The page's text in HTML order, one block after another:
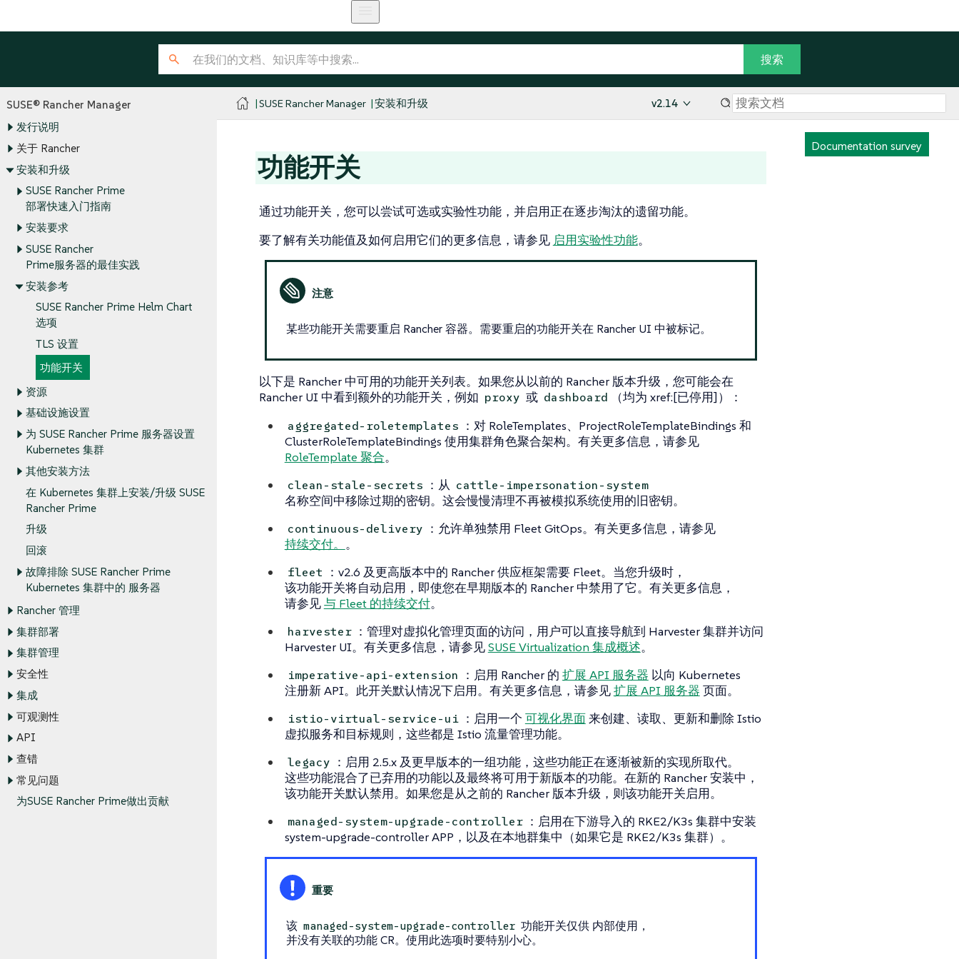
SUSE® Rancher Manager
发行说明
关于 Rancher
安装和升级
SUSE Rancher Prime
部署快速入门指南
安装要求
SUSE Rancher
Prime服务器的最佳实践
安装参考
SUSE Rancher Prime Helm Chart
选项
TLS 设置
功能开关
资源
基础设施设置
为 SUSE Rancher Prime 服务器设置
Kubernetes 集群
其他安装方法
在 Kubernetes 集群上安装/升级 SUSE
Rancher Prime
升级
回滚
故障排除 SUSE Rancher Prime
Kubernetes 集群中的 服务器
Rancher 管理
集群部署
集群管理
安全性
集成
可观测性
API
查错
常见问题
为SUSE Rancher Prime做出贡献
SUSE Rancher Manager 安装和升级 v2.14
Documentation survey
功能开关
通过功能开关，您可以尝试可选或实验性功能，并启用正在逐步淘汰的遗留功能。
要了解有关功能值及如何启用它们的更多信息，请参见 启用实验性功能。
某些功能开关需要重启 Rancher 容器。需要重启的功能开关在 Rancher UI 中被标记。
以下是 Rancher 中可用的功能开关列表。如果您从以前的 Rancher 版本升级，您可能会在
Rancher UI 中看到额外的功能开关，例如 proxy 或 dashboard （均为 xref:[已停用]）：
aggregated-roletemplates ：对 RoleTemplates、ProjectRoleTemplateBindings 和
ClusterRoleTemplateBindings 使用集群角色聚合架构。有关更多信息，请参见
RoleTemplate 聚合。
clean-stale-secrets ：从 cattle-impersonation-system
名称空间中移除过期的密钥。这会慢慢清理不再被模拟系统使用的旧密钥。
continuous-delivery ：允许单独禁用 Fleet GitOps。有关更多信息，请参见
持续交付。 。
fleet
：v2.6 及更高版本中的 Rancher 供应框架需要 Fleet。当您升级时，
该功能开关将自动启用，即使您在早期版本的 Rancher 中禁用了它。有关更多信息，
请参见与 Fleet 的持续交付。
harvester ：管理对虚拟化管理页面的访问，用户可以直接导航到 Harvester 集群并访问
Harvester UI。有关更多信息，请参见SUSE Virtualization 集成概述。
imperative-api-extension ：启用 Rancher 的 扩展 API 服务器 以向 Kubernetes
注册新 API。此开关默认情况下启用。有关更多信息，请参见扩展 API 服务器 页面。
istio-virtual-service-ui ：启用一个 可视化界面来创建、读取、更新和删除 Istio
虚拟服务和目标规则，这些都是 Istio 流量管理功能。
legacy ：启用 2.5.x 及更早版本的一组功能，这些功能正在逐渐被新的实现所取代。
这些功能混合了已弃用的功能以及最终将可用于新版本的功能。在新的 Rancher 安装中，
该功能开关默认禁用。如果您是从之前的 Rancher 版本升级，则该功能开关启用。
managed-system-upgrade-controller ：启用在下游导入的 RKE2/K3s 集群中安装
system-upgrade-controller APP，以及在本地群集中（如果它是 RKE2/K3s 集群）。
该 managed-system-upgrade-controller 功能开关仅供 内部使用 ，
并没有关联的功能 CR。使用此选项时要特别小心。